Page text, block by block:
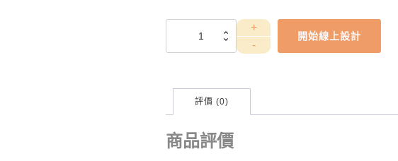
GAD1010024
開始線上設計
評價 (0)
商品評價